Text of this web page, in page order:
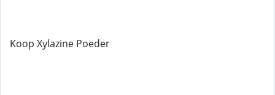
Koop Xylazine Poeder